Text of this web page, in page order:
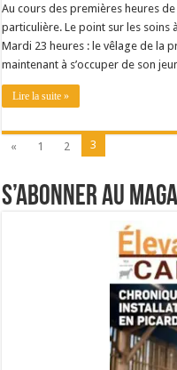
Au cours des premières heures
particulière. Le point sur les soins
Mardi 23 heures : le vêlage de la
maintenant à s’occuper de son
Lire la suite »
« 1 2 3
S’abonner au